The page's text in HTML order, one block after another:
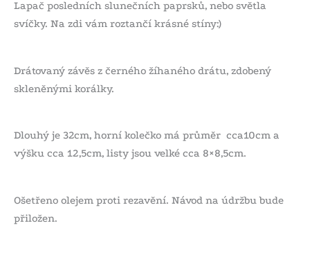
Lapač posledních slunečních paprsků, nebo světla
svíčky. Na zdi vám roztančí krásné stíny:)
Drátovaný závěs z černého žíhaného drátu, zdobený
skleněnými korálky.
Dlouhý je 32cm, horní kolečko má průměr cca10cm a
výšku cca 12,5cm, listy jsou velké cca 8×8,5cm.
Ošetřeno olejem proti rezavění. Návod na údržbu bude
přiložen.